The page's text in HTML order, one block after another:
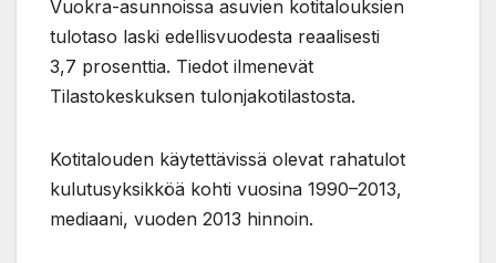
Vuokra-asunnoissa asuvien kotitalouksien
tulotaso laski edellisvuodesta reaalisesti
3,7 prosenttia. Tiedot ilmenevät
Tilastokeskuksen tulonjakotilastosta.
Kotitalouden käytettävissä olevat rahatulot
kulutusyksikköä kohti vuosina 1990–2013,
mediaani, vuoden 2013 hinnoin.